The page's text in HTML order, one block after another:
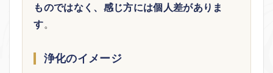
ものではなく、感じ方には個人差がありま
す。
浄化のイメージ